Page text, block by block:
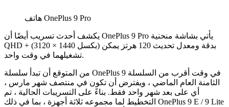
هاتف OnePlus 9 Pro
يكشف أحدث تسريب أيضًا أن OnePlus 9 Pro يأتي بشاشة منحنية
QHD + (3120 × 1440 بكسل) بدقة ومعدل تحديث 120 هرتز يمكن
تشغيلهما في وقت واحد.
من المتوقع أن تبدأ سلسلة OnePlus 9 في وقت أقرب من السلسلة
الثامنة العام الماضي ، ويفترض أن تكون في منتصف شهر مارس ،
أي على بعد شهر واحد فقط. بناءً على التسريبات الحالية ، تم
التخطيط لما مجموعه ثلاثة أجهزة ، بما في ذلك OnePlus 9 E / 9 Lite